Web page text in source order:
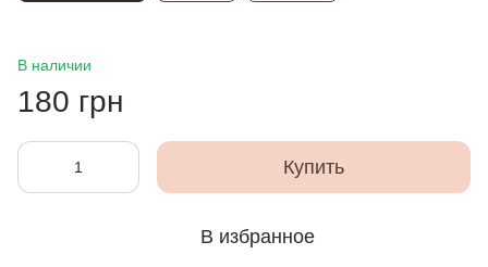
В наличии
180 грн
Купить
В избранное